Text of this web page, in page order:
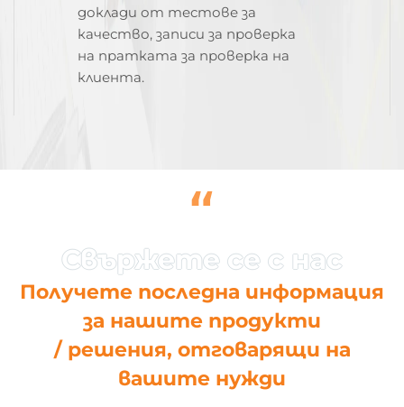
доклади от тестове за
качество, записи за проверка
на пратката за проверка на
клиента.
“
Получете последна информация
за нашите продукти
/ решения, отговарящи на
вашите нужди